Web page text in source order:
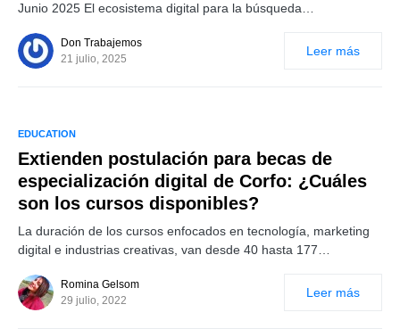
Junio 2025 El ecosistema digital para la búsqueda…
Don Trabajemos
21 julio, 2025
Leer más
EDUCATION
Extienden postulación para becas de
especialización digital de Corfo: ¿Cuáles
son los cursos disponibles?
La duración de los cursos enfocados en tecnología, marketing
digital e industrias creativas, van desde 40 hasta 177…
Romina Gelsom
29 julio, 2022
Leer más